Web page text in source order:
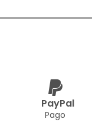
PayPal
Pago